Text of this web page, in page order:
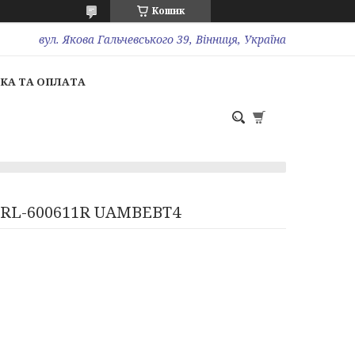
Кошик
вул. Якова Гальчевського 39, Вінниця, Україна
ТА ОПЛАТА
600611R UAMBEBT4